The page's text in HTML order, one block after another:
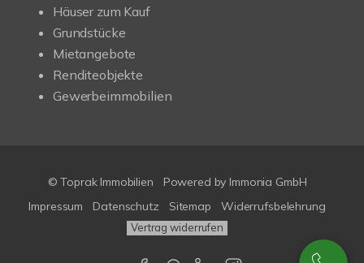
Häuser zum Kauf
Grundstücke
Mietangebote
Renditeobjekte
Gewerbeimmobilien
© Toprak Immobilien
Powered by Immonia GmbH
Impressum
Datenschutz Sitemap Widerrufsbelehrung
Vertrag widerrufen